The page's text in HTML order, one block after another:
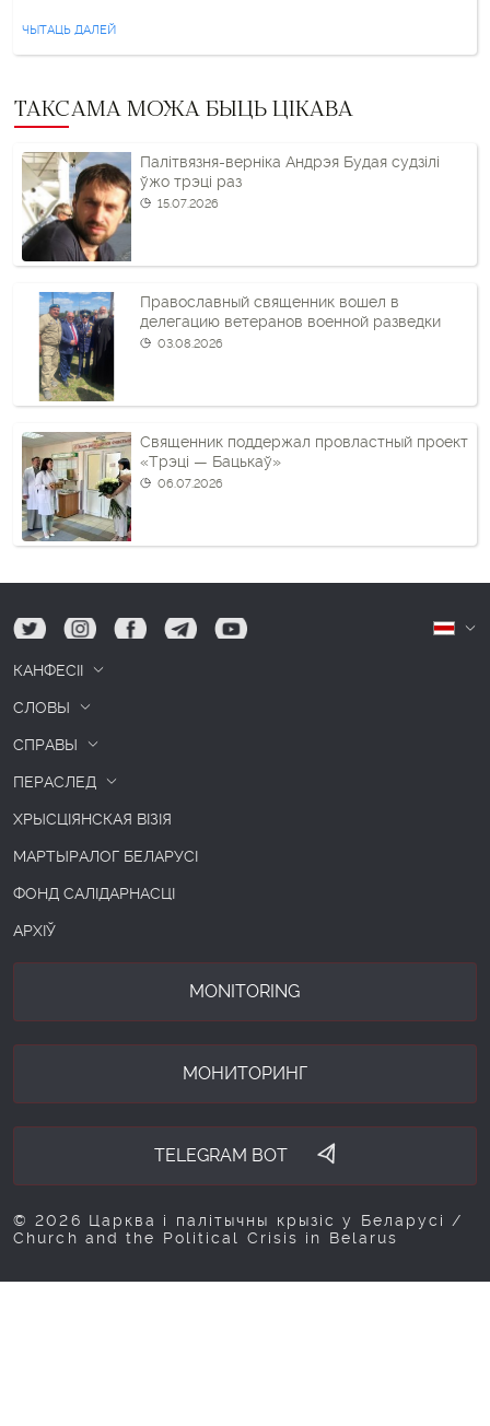
консультации, как разрушать страну». Совпадение или нет,
но на следующий день состоялась встреча Лукашенко с
апостольским нунцием Анте Йозичем в рамках церемонии
ЧЫТАЦЬ ДАЛЕЙ
ТАКСАМА МОЖА БЫЦЬ ЦІКАВА
Палітвязня-верніка Андрэя Будая судзілі
ўжо трэці раз
15.07.2026
Православный священник вошел в
делегацию ветеранов военной разведки
03.08.2026
Священник поддержал провластный проект
«Трэці — Бацькаў»
06.07.2026
tw ig fb tg yt
КАНФЕСІІ
СЛОВЫ
СПРАВЫ
ПЕРАСЛЕД
ХРЫСЦІЯНСКАЯ ВІЗІЯ
МАРТЫРАЛОГ БЕЛАРУСІ
ФОНД САЛІДАРНАСЦІ
АРХІЎ
MONITORING
МОНИТОРИНГ
TELEGRAM BOT
© 2026 Царква і палітычны крызіс у Беларусі /
Church and the Political Crisis in Belarus